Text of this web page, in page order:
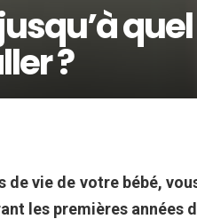
?
de vie de votre bébé,
les premières années